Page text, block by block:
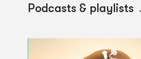
Podcasts & playlists